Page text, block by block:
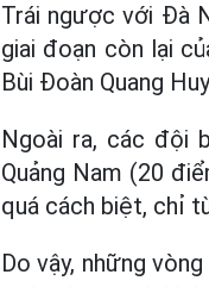
Trái ngược với Đà
giai đoạn còn lại
Bùi Đoàn Quang
Ngoài ra, các đội
Quảng Nam (20
quá cách biệt, chỉ
Do vậy, những